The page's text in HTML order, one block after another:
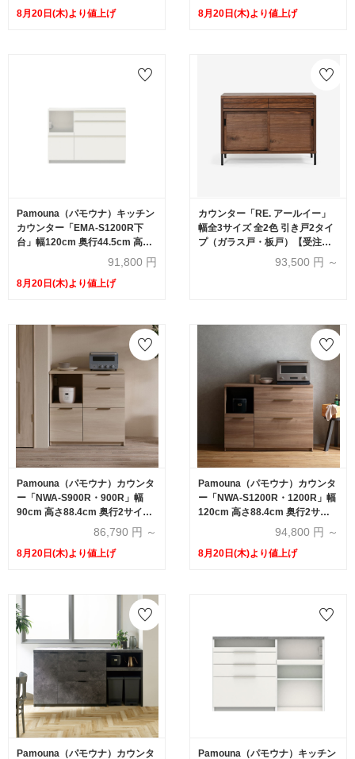
8月20日(木)より値上げ 8月20日(木)より値上げ
Pamouna（パモウナ）キッチン
カウンター「EMA-S1200R下
台」幅120cm 奥行44.5cm 高さ
84.8cm レギュラーカウンター
91,800 円
8月20日(木)より値上げ
カウンター「RE. アールイー」
幅全3サイズ 全2色 引き戸2タイ
プ（ガラス戸・板戸）【受注生
93,500 円 ～
Pamouna（パモウナ）カウンタ
ー「NWA-S900R・900R」幅
90cm 高さ88.4cm 奥行2サイズ
（44.5cm・50cm）全4色
86,790 円 ～
8月20日(木)より値上げ
Pamouna（パモウナ）カウンタ
ー「NWA-S1200R・1200R」幅
120cm 高さ88.4cm 奥行2サイ
ズ（44.5cm・50cm）全4色
94,800 円 ～
8月20日(木)より値上げ
Pamouna（パモウナ）カウンタ Pamouna（パモウナ）キッチン